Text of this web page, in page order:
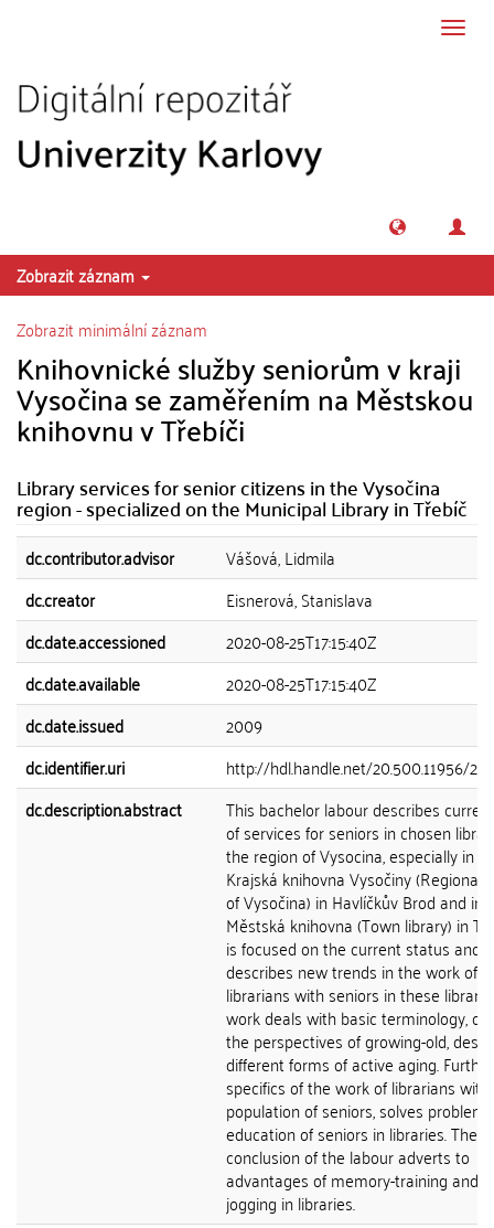
Zobrazit záznam
Zobrazit minimální záznam
Knihovnické služby seniorům v kraji
Vysočina se zaměřením na Městskou
knihovnu v Třebíči
Library services for senior citizens in the Vysočina
region - specialized on the Municipal Library in Třebíč
dc.contributor.advisor
Vášová, Lidmila
dc.creator
Eisnerová, Stanislava
dc.date.accessioned
2020-08-25T17:15:40Z
dc.date.available
2020-08-25T17:15:40Z
dc.date.issued
2009
dc.identifier.uri
http://hdl.handle.net/20.500.11956/
dc.description.abstract
This bachelor labour describes
of services for seniors in chosen
the region of Vysocina, especially in
Krajská knihovna Vysočiny (Regional
of Vysočina) in Havlíčkův Brod and in
Městská knihovna (Town library) in
is focused on the current status and it
describes new trends in the work of
librarians with seniors in these
work deals with basic terminology,
the perspectives of growing-old,
different forms of active aging.
specifics of the work of librarians
population of seniors, solves
education of seniors in libraries. The
conclusion of the labour adverts to
advantages of memory-training and
jogging in libraries.